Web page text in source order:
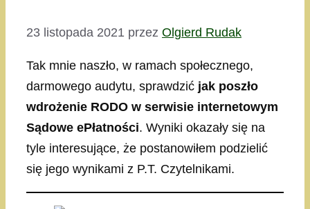
23 listopada 2021 przez Olgierd Rudak
Tak mnie naszło, w ramach społecznego,
darmowego audytu, sprawdzić jak poszło
wdrożenie RODO w serwisie internetowym
Sądowe ePłatności. Wyniki okazały się na
tyle interesujące, że postanowiłem podzielić
się jego wynikami z P.T. Czytelnikami.